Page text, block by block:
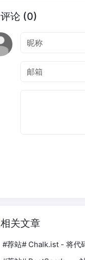
评论 (0)
相关文章
#荐站# Chalk.ist - 将代